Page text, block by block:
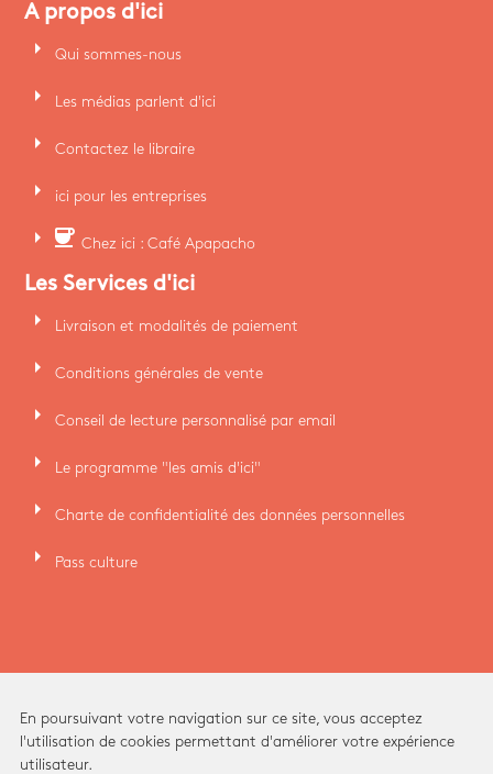
A propos d'ici
arrow_right Qui sommes-nous
arrow_right Les médias parlent d'ici
arrow_right Contactez le libraire
arrow_right ici pour les entreprises
arrow_right coffee Chez ici : Café Apapacho
Les Services d'ici
arrow_right Livraison et modalités de paiement
arrow_right Conditions générales de vente
arrow_right Conseil de lecture personnalisé par email
arrow_right Le programme "les amis d'ici"
arrow_right Charte de confidentialité des données personnelles
arrow_right Pass culture
En poursuivant votre navigation sur ce site, vous acceptez
l'utilisation de cookies permettant d'améliorer votre expérience
utilisateur.